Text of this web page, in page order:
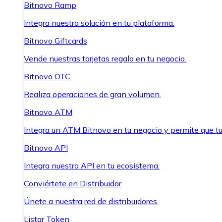
Bitnovo Ramp
Integra nuestra solución en tu plataforma.
Bitnovo Giftcards
Vende nuestras tarjetas regalo en tu negocio.
Bitnovo OTC
Realiza operaciones de gran volumen.
Bitnovo ATM
Integra un ATM Bitnovo en tu negocio y permite que
Bitnovo API
Integra nuestra API en tu ecosistema.
Conviértete en Distribuidor
Únete a nuestra red de distribuidores.
Listar Token